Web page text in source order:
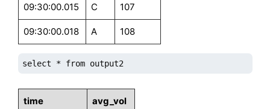
subscribeTable(tableName="opt",
// 结构不同的两个表数据回放到opt
select count(*) from streamOpt
09:30:00.015 C 107
09:30:00.018 A 108
select * from output2
time avg_vol